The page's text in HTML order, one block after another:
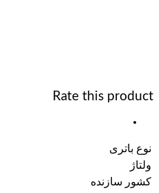
Rate this product
نوع باتری
ولتاژ
کشور سازنده